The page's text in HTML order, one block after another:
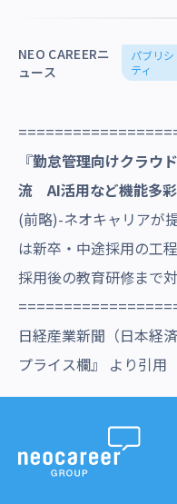
沿革・受賞歴
NEO CAREERニ
ュース
パブリシ
ティ
『勤怠管理向けクラウ
流 AI活用など機能多
(前略)-ネオキャリアが
は新卒・中途採用の工程
採用後の教育研修まで対
日経産業新聞（日本経
プライス欄』 より引用